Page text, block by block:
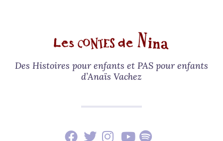
Des Histoires pour enfants et PAS pour enfants
d’Anaïs Vachez